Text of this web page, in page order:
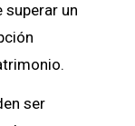
superar un
ser